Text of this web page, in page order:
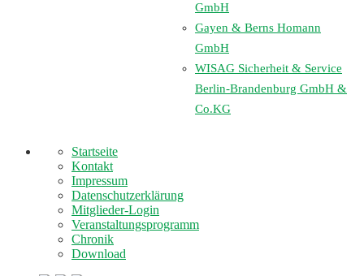
GmbH
Gayen & Berns Homann
GmbH
WISAG Sicherheit & Service
Berlin-Brandenburg GmbH &
Co.KG
Startseite
Kontakt
Impressum
Datenschutzerklärung
Mitglieder-Login
Veranstaltungsprogramm
Chronik
Download